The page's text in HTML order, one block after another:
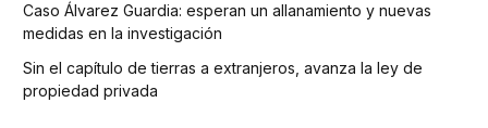
Caso Álvarez Guardia: esperan un allanamiento y nuevas
medidas en la investigación
Sin el capítulo de tierras a extranjeros, avanza la ley de
propiedad privada